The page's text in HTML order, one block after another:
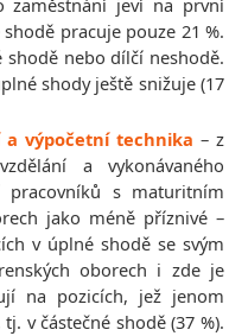
pracuje pouze 21 %.
shodě nebo dílčí neshodě.
shody ještě snižuje (17
výpočetní technika – z
a vykonávaného
s maturitním
jako méně příznivé –
v úplné shodě se svým
oborech i zde je
na pozicích, jež jenom
v částečné shodě (37 %).